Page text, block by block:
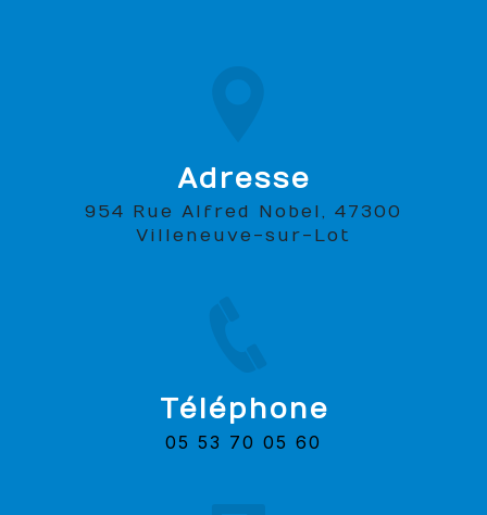
Adresse
954 Rue Alfred Nobel, 47300
Villeneuve-sur-Lot
Téléphone
05 53 70 05 60